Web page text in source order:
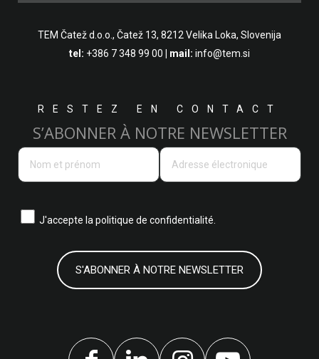
TEM Čatež d.o.o., Čatež 13, 8212 Velika Loka, Slovenija
tel: +386 7 348 99 00 | mail: info@tem.si
RESTEZ EN CONTACT
S’ABONNER À NOTRE NEWSLETTER
J'accepte la politique de confidentialité.